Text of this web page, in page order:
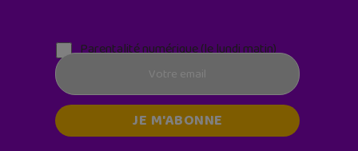
Parentalité numérique (le lundi matin)